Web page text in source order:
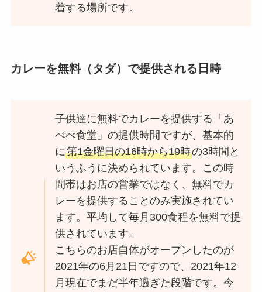
着する場所です。
カレーを無料（タダ）で提供される日時
子供達に無料でカレーを提供する「あ
べべ食堂」の提供時間ですが、基本的
に第1金曜日の16時から19時の3時間と
いうふうに決められています。この時
間帯はお店の営業ではなく、無料でカ
レーを提供することのみ実施されてい
ます。平均して毎月300食程を無料で提
供されています。
こちらのお店自体がオープンしたのが
2021年の6月21日ですので、2021年12
月現在でまだ半年過ぎた段階です。今